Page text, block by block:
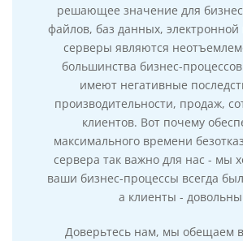
решающее значение для
файлов, баз данных,
серверы являются
большинства бизнес-
имеют негативные
производительности, продаж,
клиентов. Вот почему
максимального времени
сервера так важно для нас - мы
ваши бизнес-процессы всегда
а клиенты -
Доверьтесь нам, мы обещаем